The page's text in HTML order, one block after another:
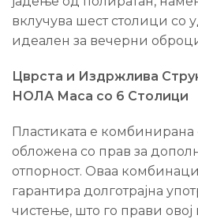
вклучува шест столици
идеален за вечерни
Цврста и Издржлива
НОЛА Маса со 6 Столици
Пластиката е
обложена со прав за
отпорност. Оваа
гарантира долготрајна
чистење, што го прави